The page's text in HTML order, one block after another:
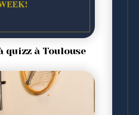
quizz à Toulouse